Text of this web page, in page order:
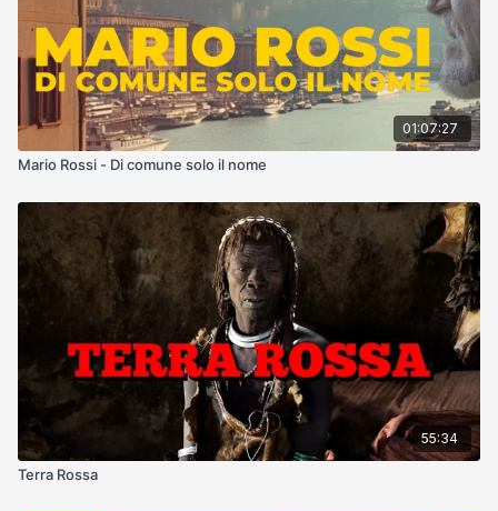
01:07:27
Mario Rossi - Di comune solo il nome
55:34
Terra Rossa